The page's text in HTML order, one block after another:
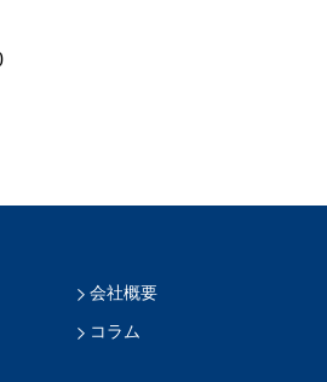
会社概要
コラム